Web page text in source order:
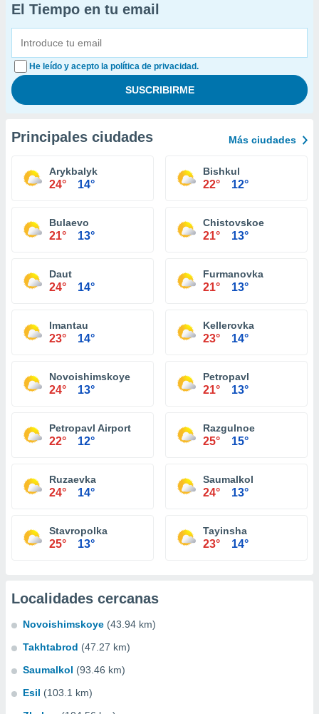
El Tiempo en tu email
He leído y acepto la política de privacidad.
Principales ciudades Más ciudades
Arykbalyk
24° 14°
Bishkul
22° 12°
Bulaevo
21° 13°
Chistovskoe
21° 13°
Daut
24° 14°
Furmanovka
21° 13°
Imantau
23° 14°
Kellerovka
23° 14°
Novoishimskoye
24° 13°
Petropavl
21° 13°
Petropavl Airport
22° 12°
Razgulnoe
25° 15°
Ruzaevka
24° 14°
Saumalkol
24° 13°
Stavropolka
25° 13°
Tayinsha
23° 14°
Localidades cercanas
Novoishimskoye (43.94 km)
Takhtabrod (47.27 km)
Saumalkol (93.46 km)
Esil (103.1 km)